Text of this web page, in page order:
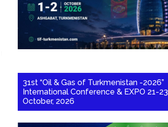
31st “Oil & Gas of Turkmenistan -2026”
International Conference & EXPO 21-23
October, 2026